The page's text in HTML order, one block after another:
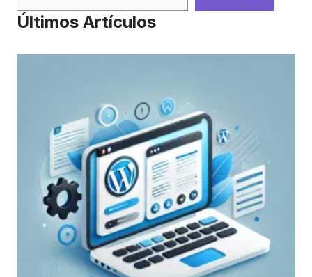
Últimos Artículos